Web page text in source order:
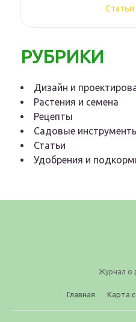
Статьи
РУБРИКИ
Дизайн и
Растения и семена
Рецепты
Садовые
Статьи
Удобрения и
Журнал о
Главная Карта